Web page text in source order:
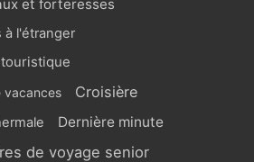
et forteresses
à l'étranger
vacances Croisière
Dernière minute
de voyage senior